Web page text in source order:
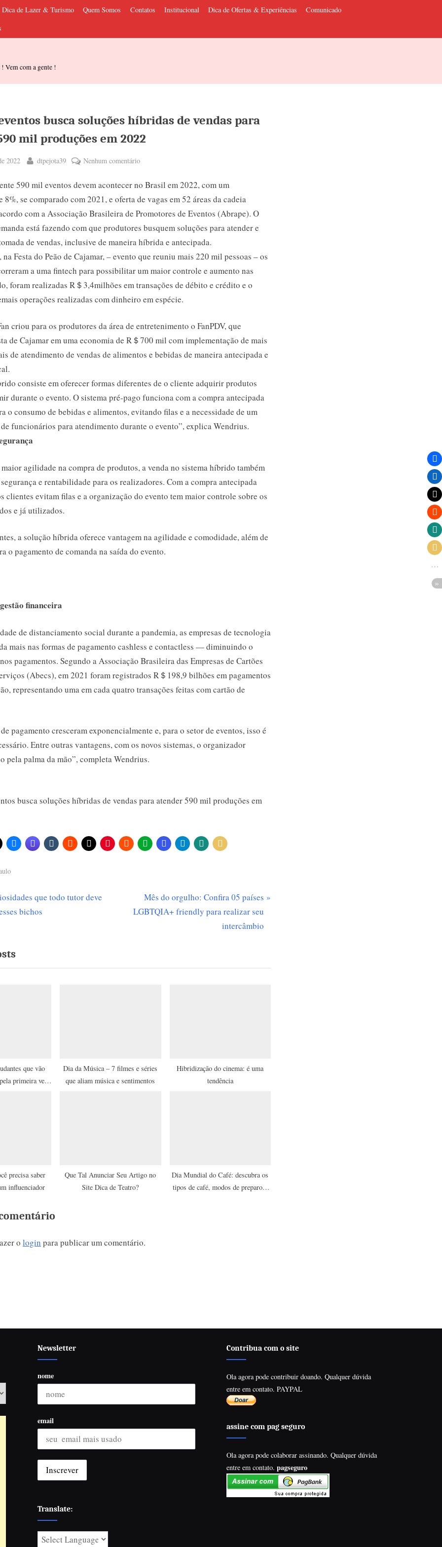
Dica de Lazer & Turismo Quem Somos Contatos Institucional Dica de Ofertas & Experiências
Comunicado
Vem com a gente !
busca soluções híbridas de vendas para
mil produções em 2022
2022 By
dtpejota39 Nenhum comentárioem
de
eventos
busca
híbridas
de
vendas
para
atender
2022
590 mil eventos devem acontecer no Brasil em 2022, com um
8%, se comparado com 2021, e oferta de vagas em 52 áreas da cadeia
com a Associação Brasileira de Promotores de Eventos (Abrape). O
está fazendo com que produtores busquem soluções para atender e
de vendas, inclusive de maneira híbrida e antecipada.
na Festa do Peão de Cajamar, – evento que reuniu mais 220 mil pessoas – os
a uma fintech para possibilitar um maior controle e aumento nas
foram realizadas R＄3,4milhões em transações de débito e crédito e o
operações realizadas com dinheiro em espécie.
criou para os produtores da área de entretenimento o FanPDV, que
de Cajamar em uma economia de R＄700 mil com implementação de mais
de atendimento de vendas de alimentos e bebidas de maneira antecipada e
consiste em oferecer formas diferentes de o cliente adquirir produtos
durante o evento. O sistema pré-pago funciona com a compra antecipada
o consumo de bebidas e alimentos, evitando filas e a necessidade de um
funcionários para atendimento durante o evento”, explica Wendrius.
agilidade na compra de produtos, a venda no sistema híbrido também
e rentabilidade para os realizadores. Com a compra antecipada
clientes evitam filas e a organização do evento tem maior controle sobre os
e já utilizados.
a solução híbrida oferece vantagem na agilidade e comodidade, além de
o pagamento de comanda na saída do evento.
financeira
de distanciamento social durante a pandemia, as empresas de tecnologia
mais nas formas de pagamento cashless e contactless — diminuindo o
pagamentos. Segundo a Associação Brasileira das Empresas de Cartões
(Abecs), em 2021 foram registrados R＄198,9 bilhões em pagamentos
representando uma em cada quatro transações feitas com cartão de
pagamento cresceram exponencialmente e, para o setor de eventos, isso é
Entre outras vantagens, com os novos sistemas, o organizador
pela palma da mão”, completa Wendrius.
que todo tutor deve
bichos
N
e
o
Mês do orgulho: Confira 05 países
LGBTQIA+ friendly para realizar seu
intercâmbio
que vão
primeira vez
Dia da Música – 7 filmes e séries
que aliam música e sentimentos
Hibridização do cinema: é uma
tendência
precisa saber
influenciador
Que Tal Anunciar Seu Artigo no
Site Dica de Teatro?
Dia Mundial do Café: descubra os
tipos de café, modos de preparo e
o login para publicar um comentário.
Newsletter
nome
email
Translate:
Contribua com o site
Ola agora pode contribuir doando. Qualquer dúvida
entre em contato. PAYPAL
assine com pag seguro
Ola agora pode colaborar assinando. Qualquer dúvida
entre em contato.pagseguro